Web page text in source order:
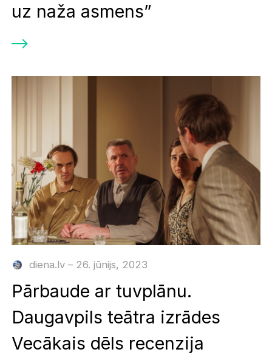
uz naža asmens”
diena.lv – 26. jūnijs, 2023
Pārbaude ar tuvplānu.
Daugavpils teātra izrādes
Vecākais dēls recenzija